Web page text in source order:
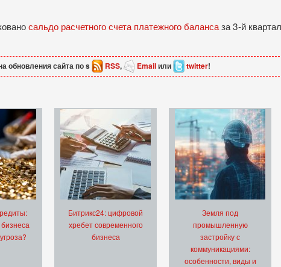
сальдо расчетного счета платежного балансаза 3-й
обновления сайта по s RSS, Emailили twitter!
Битрикс24: цифровой
хребет современного
бизнеса
Земля под
промышленную
застройку с
коммуникациями:
особенности, виды и